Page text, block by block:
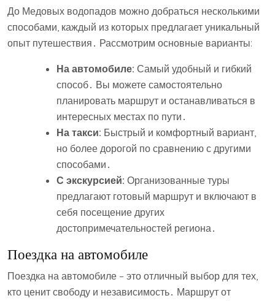
До Медовых водопадов можно добраться несколькими
способами, каждый из которых предлагает уникальный
опыт путешествия․ Рассмотрим основные варианты:
На автомобиле: Самый удобный и гибкий
способ․ Вы можете самостоятельно
планировать маршрут и останавливаться в
интересных местах по пути․
На такси: Быстрый и комфортный вариант,
но более дорогой по сравнению с другими
способами․
С экскурсией: Организованные туры
предлагают готовый маршрут и включают в
себя посещение других
достопримечательностей региона․
Поездка на автомобиле
Поездка на автомобиле – это отличный выбор для тех,
кто ценит свободу и независимость․ Маршрут от